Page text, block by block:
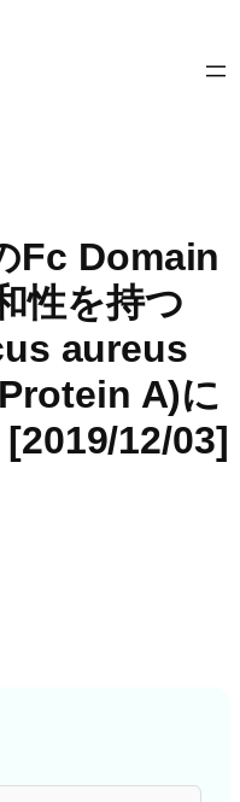
Fc Domain
性を持つ
aureus
A)に
12/03]